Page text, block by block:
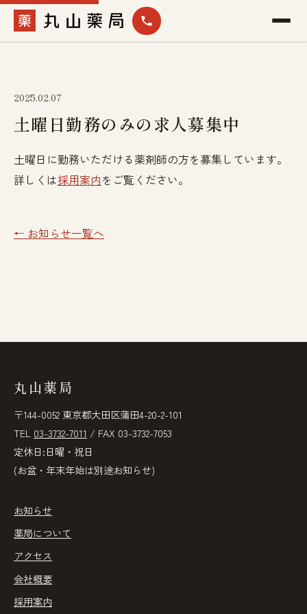
2025.02.07
土曜日勤務のみの求人募集中
土曜日に勤務いただける薬剤師の方を募集しています。
詳しくは採用案内をご覧ください。
← お知らせ一覧へ
丸山薬局
〒144-0052 東京都大田区蒲田4-20-2-101
TEL 03-3732-7011 / FAX 03-3732-7053
定休日:日曜・祝日
(お盆・年末年始は別途お知らせ)
お知らせ
薬局について
アクセス
会社概要
採用案内